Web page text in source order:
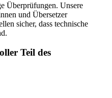
Überprüfungen. Unsere
und Übersetzer
sicher, dass technische
Teil des